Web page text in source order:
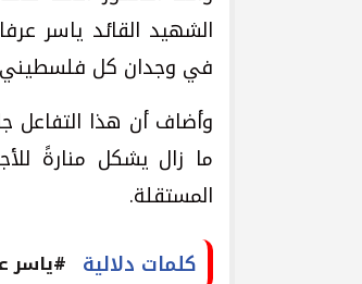
الشهيد القائد ياسر
في وجدان كل فلسطيني
وأضاف أن هذا التفاعل
ما زال يشكل منارةً
المستقلة.
كلمات دلالية #ياسر